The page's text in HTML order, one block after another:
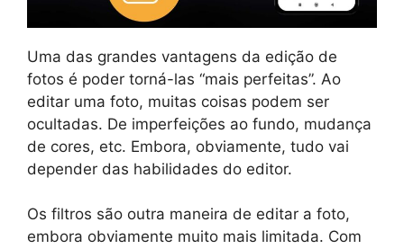
Uma das grandes vantagens da edição de
fotos é poder torná-las “mais perfeitas”. Ao
editar uma foto, muitas coisas podem ser
ocultadas. De imperfeições ao fundo, mudança
de cores, etc. Embora, obviamente, tudo vai
depender das habilidades do editor.
Os filtros são outra maneira de editar a foto,
embora obviamente muito mais limitada. Com